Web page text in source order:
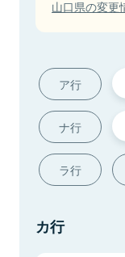
山口県の変更
ア行
ナ行
ラ行
カ行